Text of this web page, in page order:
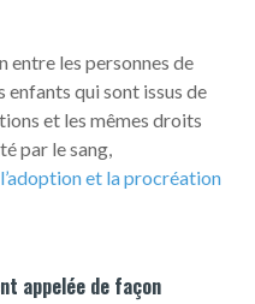
entre les personnes de
enfants qui sont issus de
et les mêmes droits
par le sang,
et la procréation
appelée de façon